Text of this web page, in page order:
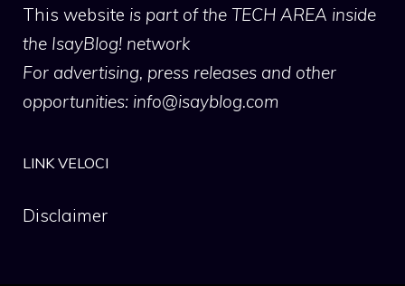
This website is part of the TECH AREA inside
the IsayBlog! network
For advertising, press releases and other
opportunities: info@isayblog.com
LINK VELOCI
Disclaimer